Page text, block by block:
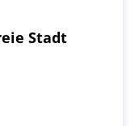
Stadt